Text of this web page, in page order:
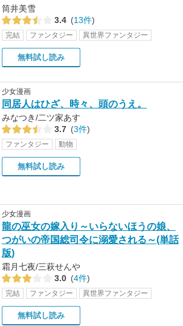
筒井美雪
3.4 (13件)
完結 ファンタジー 異世界ファンタジー
無料試し読み
少女漫画
同居人はひざ、時々、頭のうえ。
みなつき/二ツ家あす
3.7 (3件)
ファンタジー 動物
無料試し読み
少女漫画
龍の巫女の嫁入り～いらないほうの娘、
つがいの帝国総司令に溺愛される～(単話
版)
霜月七夜/三萩せんや
3.0 (4件)
完結 ファンタジー 異世界ファンタジー
無料試し読み